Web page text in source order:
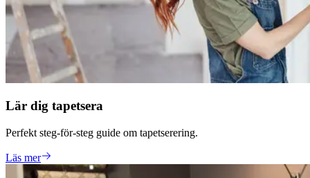
Lär dig tapetsera
Perfekt steg-för-steg guide om tapetserering.
Läs mer